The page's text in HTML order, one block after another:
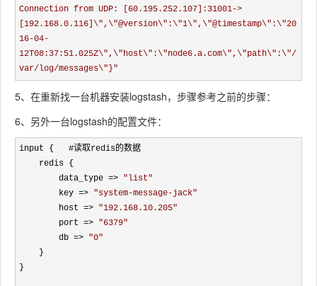
Connection from UDP: [60.195.252.107]:31001->
[192.168.0.116]\",\"@version\":\"1\",\"@timestamp\":\"20
16-04-
12T08:37:51.025Z\",\"host\":\"node6.a.com\",\"path\":\"/
var/log/messages\"}"
5、在重新找一台机器安装logstash，步骤参考之前的步骤：
6、另外一台logstash的配置文件：
input {   #读取redis的数据
        data_type
=> " list"
        key
=> "system-message-jack"
        host
=> "192.168.10.205"
        port
=> "6379"
        db
=> "0"
}